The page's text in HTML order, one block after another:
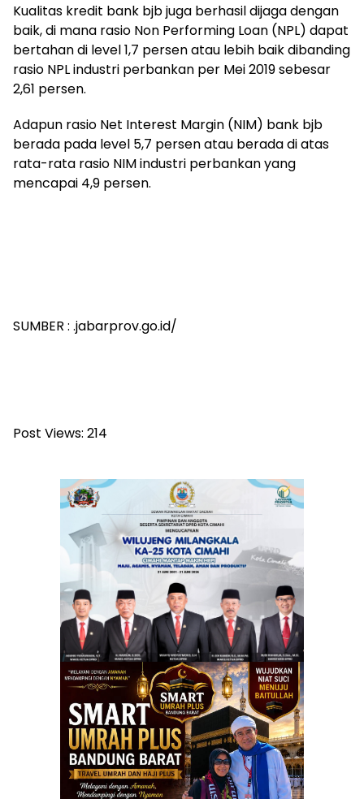
Kualitas kredit bank bjb juga berhasil dijaga dengan
baik, di mana rasio Non Performing Loan (NPL) dapat
bertahan di level 1,7 persen atau lebih baik dibanding
rasio NPL industri perbankan per Mei 2019 sebesar
2,61 persen.
Adapun rasio Net Interest Margin (NIM) bank bjb
berada pada level 5,7 persen atau berada di atas
rata-rata rasio NIM industri perbankan yang
mencapai 4,9 persen.
SUMBER : .jabarprov.go.id/
Post Views: 214